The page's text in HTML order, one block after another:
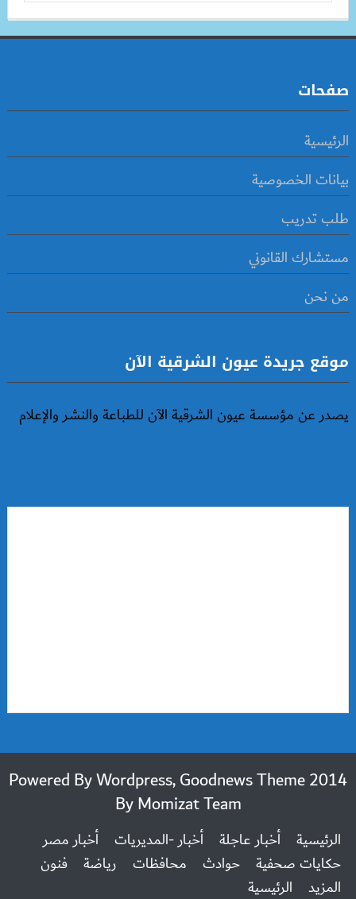
صفحات
الرئيسية
بيانات الخصوصية
طلب تدريب
مستشارك القانوني
من نحن
موقع جريدة عيون الشرقية الآن
يصدر عن مؤسسة عيون الشرقية الآن للطباعة والنشر والإعلام
2014 Powered By Wordpress, Goodnews Theme
ByMomizat Team
الرئيسية أخبار عاجلة أخبار -المديريات
أخبار مصر
حكايات صحفية
حوادث محافظات رياضة
فنون
المزيد
الرئيسية